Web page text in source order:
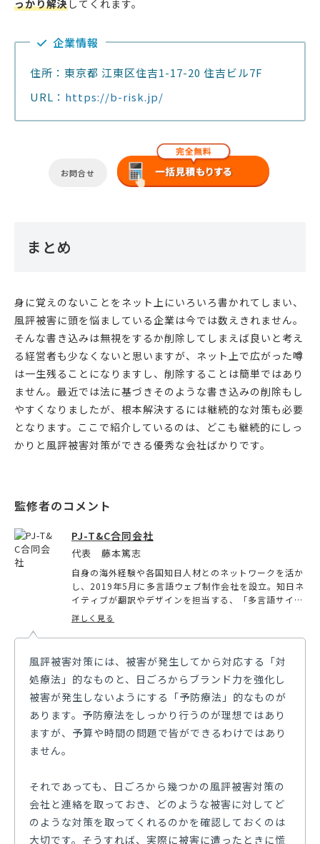
っかり解決してくれます。
企業情報
住所：東京都 江東区住吉1-17-20 住吉ビル7F
URL： https://b-risk.jp/
お問合せ
まとめ
身に覚えのないことをネット上にいろいろ書かれてしまい、
風評被害に頭を悩ましている企業は今では数えきれません。
そんな書き込みは無視をするか削除してしまえば良いと考え
る経営者も少なくないと思いますが、ネット上で広がった噂
は一生残ることになりますし、削除することは簡単ではあり
ません。最近では法に基づきそのような書き込みの削除もし
やすくなりましたが、根本解決するには継続的な対策も必要
となります。ここで紹介しているのは、どこも継続的にしっ
かりと風評被害対策ができる優秀な会社ばかりです。
PJ-T&C合同会社
代表 藤本篤志
自身の海外経験や各国知日人材とのネットワークを活か
し、2019年5月に多言語ウェブ制作会社を設立。知日ネ
イティブが翻訳やデザインを担当する、「多言語サイト
制作」を得意としている。同時に、Yubico社やAuthen
Trend社等、海外の先進セキュリティ機器を、正規代理
店として日本で展開。「認証セキュリティ」の普及と中
小企業での導入をサポートしている。
詳しく見る
風評被害対策には、被害が発生してから対応する「対
処療法」的なものと、日ごろからブランド力を強化し
被害が発生しないようにする「予防療法」的なものが
あります。予防療法をしっかり行うのが理想ではあり
ますが、予算や時間の問題で皆ができるわけではあり
ません。
それであっても、日ごろから幾つかの風評被害対策の
会社と連絡を取っておき、どのような被害に対してど
のような対策を取ってくれるのかを確認しておくのは
大切です。そうすれば、実際に被害に遭ったときに慌